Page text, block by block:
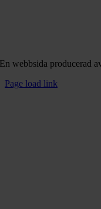
En webbsida producerad
Page load link